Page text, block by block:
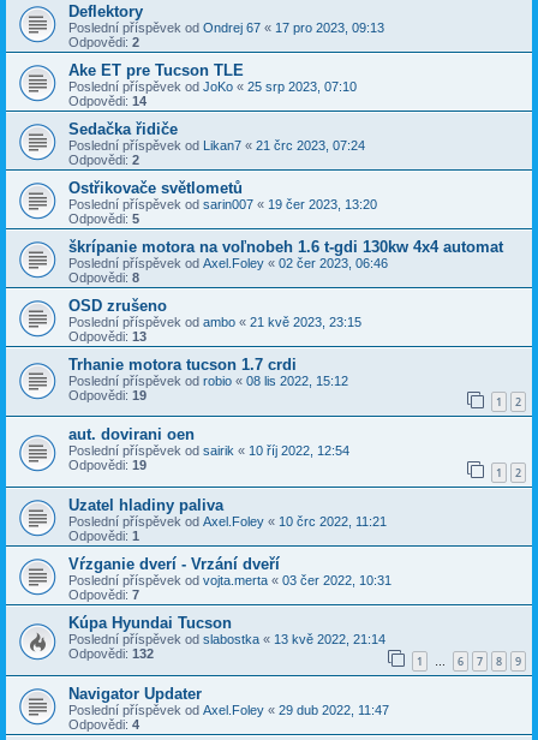
Deflektory
Poslední příspěvek od Ondrej 67 « 17 pro 2023, 09:13
Odpovědi: 2
Ake ET pre Tucson TLE
Poslední příspěvek od JoKo « 25 srp 2023, 07:10
Odpovědi: 14
Sedačka řidiče
Poslední příspěvek od Likan7 « 21 črc 2023, 07:24
Odpovědi: 2
Ostřikovače světlometů
Poslední příspěvek od sarin007 « 19 čer 2023, 13:20
Odpovědi: 5
škrípanie motora na voľnobeh 1.6 t-gdi 130kw 4x4 automat
Poslední příspěvek od Axel.Foley « 02 čer 2023, 06:46
Odpovědi: 8
OSD zrušeno
Poslední příspěvek od ambo « 21 kvě 2023, 23:15
Odpovědi: 13
Trhanie motora tucson 1.7 crdi
Poslední příspěvek od robio « 08 lis 2022, 15:12
Odpovědi: 19 1 2
aut. dovirani oen
Poslední příspěvek od sairik « 10 říj 2022, 12:54
Odpovědi: 19 1 2
Uzatel hladiny paliva
Poslední příspěvek od Axel.Foley « 10 črc 2022, 11:21
Odpovědi: 1
Vŕzganie dverí - Vrzání dveří
Poslední příspěvek od vojta.merta « 03 čer 2022, 10:31
Odpovědi: 7
Kúpa Hyundai Tucson
Poslední příspěvek od slabostka « 13 kvě 2022, 21:14
Odpovědi: 132 1 … 6 7 8 9
Navigator Updater
Poslední příspěvek od Axel.Foley « 29 dub 2022, 11:47
Odpovědi: 4